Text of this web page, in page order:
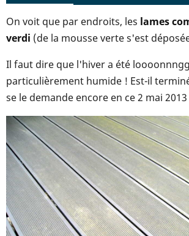
On voit que par endroits, les lames
verdi (de la mousse verte s'est
Il faut dire que l'hiver a été
particulièrement humide ! Est-il
se le demande encore en ce 2 mai